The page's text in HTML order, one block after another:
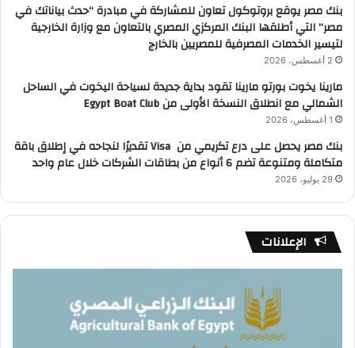
بنك مصر يوقع بروتوكول تعاون للمشاركة في مبادرة “حدث بياناتك في
مصر” التي أطلقها البنك المركزي المصري بالتعاون مع وزارة الخارجية
لتيسير الخدمات المصرفية للمصريين بالخارج
2 أغسطس، 2026
مارينا يخوت بورتو مارينا تقود بداية جديدة لسياحة اليخوت في الساحل
الشمالي مع انطلاق النسخة الأولى من Egypt Boat Club
1 أغسطس، 2026
بنك مصر يحصل على درع تكريمي من Visa تقديرًا لنجاحه في إطلاق باقة
متكاملة ومتنوعة تضم 6 أنواع من بطاقات الشركات خلال عام واحد
29 يوليو، 2026
الإعلانات